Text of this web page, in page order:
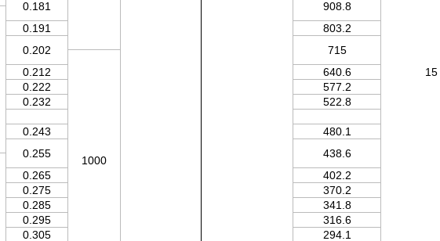
15
0.181 908.8
0.191
803.2
0.202 715
1000
0.212
640.6
0.222
577.2
0.232 522.8
0.243
480.1
0.255 438.6
0.265
402.2
0.275
370.2
0.285
341.8
0.295
316.6
0.305 294.1